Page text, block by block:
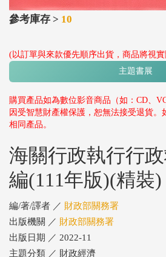
參考庫存 > 10
(以訂單與來款優先順序出貨，商品將視
主題書展
購買產品如為數位影音商品（如：CD、
因受智慧財產權保護，恕無法接受退貨。
相同產品。
海關行政執行行
編(111年版)(精裝)
編/著/譯者 ／ 財政部關務署
出版機關 ／ 財政部關務署
出版日期 ／ 2022-11
主題分類 ／ 財政經濟